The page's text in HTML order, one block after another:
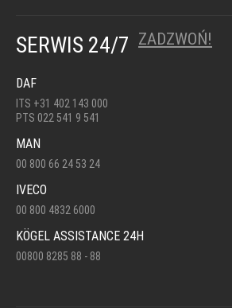
SERWIS 24/7 ZADZWOŃ!
DAF
ITS +31 402 143 000
PTS 022 541 9 541
MAN
00 800 66 24 53 24
IVECO
00 800 4832 6000
KÖGEL ASSISTANCE 24H
00800 8285 88 - 88